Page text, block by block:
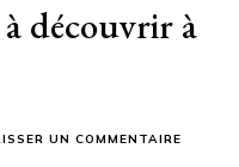
à découvrir à
UN COMMENTAIRE